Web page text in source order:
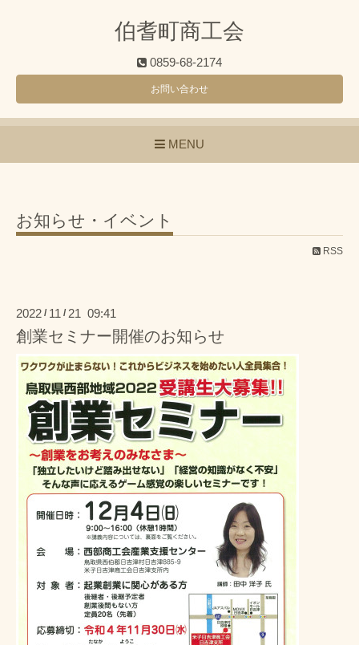
伯耆町商工会
0859-68-2174
お問い合わせ
MENU
お知らせ・イベント
RSS
2022 / 11 / 21 09:41
創業セミナー開催のお知らせ